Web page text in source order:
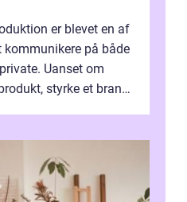
er blevet en af
på både
Uanset om
styrke et brand,